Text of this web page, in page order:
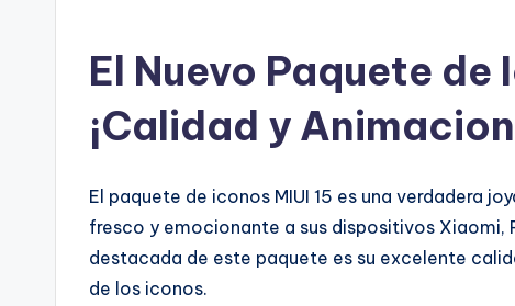
El Nuevo Paquete de
¡Calidad y
El paquete de iconos MIUI 15 es una verdadera
fresco y emocionante a sus dispositivos Xiaomi,
destacada de este paquete es su excelente
de los iconos.